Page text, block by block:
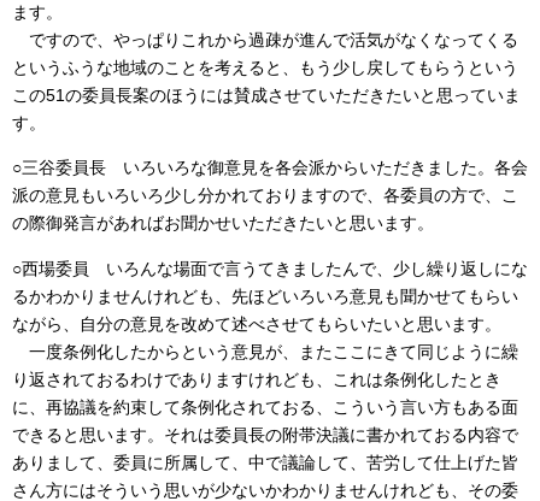
ます。
ですので、やっぱりこれから過疎が進んで活気がなくなってくる
というふうな地域のことを考えると、もう少し戻してもらうという
この51の委員長案のほうには賛成させていただきたいと思っていま
す。
○三谷委員長 いろいろな御意見を各会派からいただきました。各会
派の意見もいろいろ少し分かれておりますので、各委員の方で、こ
の際御発言があればお聞かせいただきたいと思います。
○西場委員 いろんな場面で言うてきましたんで、少し繰り返しにな
るかわかりませんけれども、先ほどいろいろ意見も聞かせてもらい
ながら、自分の意見を改めて述べさせてもらいたいと思います。
一度条例化したからという意見が、またここにきて同じように繰
り返されておるわけでありますけれども、これは条例化したとき
に、再協議を約束して条例化されておる、こういう言い方もある面
できると思います。それは委員長の附帯決議に書かれておる内容で
ありまして、委員に所属して、中で議論して、苦労して仕上げた皆
さん方にはそういう思いが少ないかわかりませんけれども、その委